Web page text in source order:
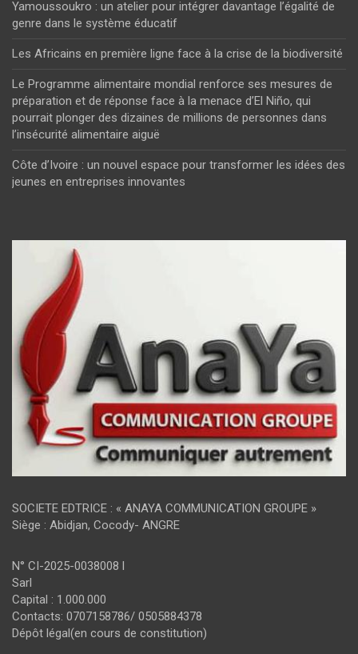
Yamoussoukro : un atelier pour intégrer davantage l’égalité de
genre dans le système éducatif
Les Africains en première ligne face à la crise de la biodiversité
Le Programme alimentaire mondial renforce ses mesures de
préparation et de réponse face à la menace d’El Niño, qui
pourrait plonger des dizaines de millions de personnes dans
l’insécurité alimentaire aiguë
Côte d’Ivoire : un nouvel espace pour transformer les idées des
jeunes en entreprises innovantes
SOCIETE EDTRICE : « ANAYA COMMUNICATION GROUPE »
Siège : Abidjan, Cocody- ANGRE
N° CI-2025-0038008 l
Sarl
Capital : 1.000.000
Contacts: 0707158786/ 0505884378
Dépôt légal(en cours de constitution)